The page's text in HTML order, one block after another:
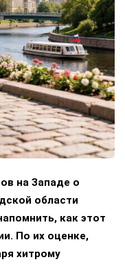
на Западе о
области
как этот
По их оценке,
хитрому